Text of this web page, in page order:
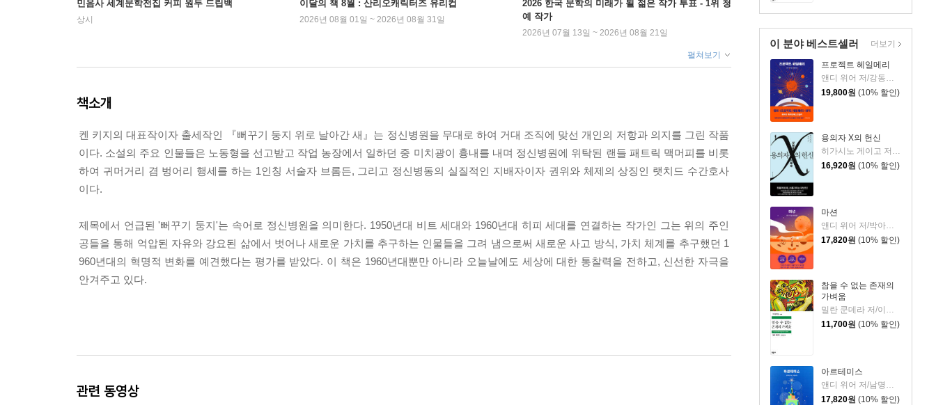
이 분야 베스트셀러
프로젝트 헤일메리
19,800원 (10% 할인)
용의자 X의 헌신
16,920원 (10% 할인)
마션
앤디 위어 저/박아람 역
17,820원 (10% 할인)
참을 수 없는 존재의
가벼움
밀란 쿤데라 저/이재룡 역
11,700원 (10% 할인)
아르테미스
앤디 위어 저/남명성 역
17,820원 (10% 할인)
더보기
민음사 세계문학전집 커피 원두 드립백
상시
이달의 책 8월 : 산리오캐릭터즈 유리컵
2026년 08월 01일 ~ 2026년 08월 31일
2026 한국 문학의 미래가 될 젊은 작가 투표 - 1위 청
예 작가
2026년 07월 13일 ~ 2026년 08월 21일
펼쳐보기
책소개
켄 키지의 대표작이자 출세작인 『뻐꾸기 둥지 위로 날아간 새』는 정신병원을 무대로 하여 거대 조직에 맞선 개인의 저항과 의지를 그린 작품
이다. 소설의 주요 인물들은 노동형을 선고받고 작업 농장에서 일하던 중 미치광이 흉내를 내며 정신병원에 위탁된 랜들 패트릭 맥머피를 비롯
하여 귀머거리 겸 벙어리 행세를 하는 1인칭 서술자 브롬든, 그리고 정신병동의 실질적인 지배자이자 권위와 체제의 상징인 랫치드 수간호사
이다.
제목에서 언급된 '뻐꾸기 둥지'는 속어로 정신병원을 의미한다. 1950년대 비트 세대와 1960년대 히피 세대를 연결하는 작가인 그는 위의 주인
공들을 통해 억압된 자유와 강요된 삶에서 벗어나 새로운 가치를 추구하는 인물들을 그려 냄으로써 새로운 사고 방식, 가치 체계를 추구했던 1
960년대의 혁명적 변화를 예견했다는 평가를 받았다. 이 책은 1960년대뿐만 아니라 오늘날에도 세상에 대한 통찰력을 전하고, 신선한 자극을
안겨주고 있다.
관련 동영상